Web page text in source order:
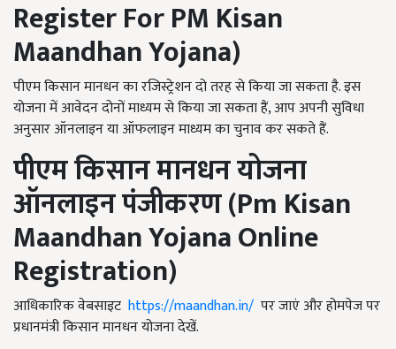
Register For PM Kisan
Maandhan Yojana)
पीएम किसान मानधन का रजिस्ट्रेशन दो तरह से किया जा सकता है. इस
योजना में आवेदन दोनों माध्यम से किया जा सकता हैं, आप अपनी सुविधा
अनुसार ऑनलाइन या ऑफलाइन माध्यम का चुनाव कर सकते हैं.
पीएम किसान मानधन योजना
ऑनलाइन पंजीकरण (Pm Kisan
Maandhan Yojana Online
Registration)
आधिकारिक वेबसाइट https://maandhan.in/ पर जाएं और होमपेज पर
प्रधानमंत्री किसान मानधन योजना देखें.